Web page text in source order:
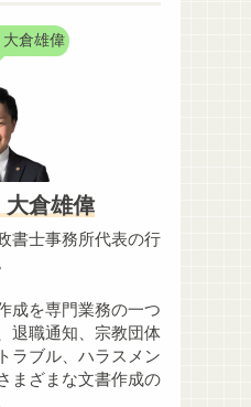
倉雄偉
倉雄偉
書士事務所代表の行
成を専門業務の一つ
退職通知、宗教団体
ラブル、ハラスメン
まざまな文書作成の